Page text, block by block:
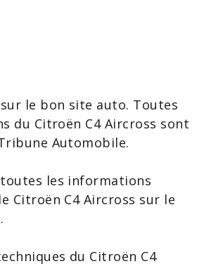
le bon site auto. Toutes
du Citroën C4Aircross sont
Automobile.
les informations
Citroën C4 Aircross sur le
du Citroën C4